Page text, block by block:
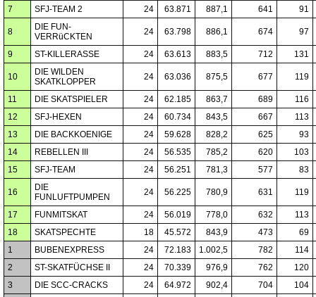
7
SFJ-TEAM 2 24 63.871 887,1 641 91
8
DIE FUN-
VERRüCKTEN
24 63.798 886,1 674 97
9 ST-KILLERASSE 24 63.613 883,5 712 131
10
DIE WILDEN
SKATKLOPPER
24 63.036 875,5 677 119
11 DIE SKATSPIELER 24 62.185 863,7 689
116
12
SFJ-HEXEN 24 60.734 843,5 667
113
13
DIE BACKKOENIGE 24 59.628 828,2 625
93
14
REBELLEN III 24 56.535 785,2 620
103
15
SFJ-TEAM 24 56.251 781,3 577 83
16
DIE
FUNLUFTPUMPEN
24 56.225 780,9 631 119
17 FUNMITSKAT 24 56.019 778,0 632
113
18
SKATSPECHTE 18 45.572 843,9 473
69
1
BUBENEXPRESS 24 72.183 1.002,5 782
114
2
ST-SKATFÜCHSE II 24 70.339 976,9 762
120
3
DIE SCC-CRACKS 24 64.972 902,4 704
104